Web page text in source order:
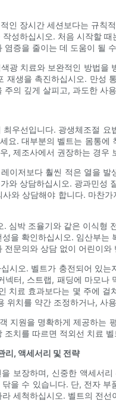
인 장시간 세션보다는 규
성하십시오. 처음 시작할
증을 줄이는 데 도움이 될
광 치료와 보완적인 방법
재생을 촉진하십시오. 만성
의 깊게 살피고, 과도한 사
우선입니다. 광생체조절
요. 대부분의 벨트는 몸통
, 제조사에서 권장하는 경
이저보다 훨씬 적은 열을
와 상담하십시오. 광과민성
와 상담해야 합니다. 마찬
심박 조율기와 같은 이식형
을 확인하십시오. 임산부
문의와 상담 없이 어린이
시오. 벨트가 충전되어 있
넥터, 스트랩, 패딩에 마모
치료 효과보다는 몇 주에
위치를 약간 조정하거나, 사
지원을 명확하게 제공하는
치를 따르면 적외선 치료
리, 액세서리 및 전략
보장하며, 신중한 액세서
을 수 있습니다. 단, 전자
세척하십시오. 벨트의 전